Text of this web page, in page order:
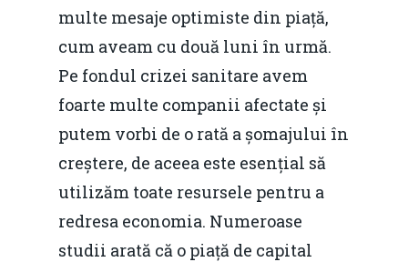
multe mesaje optimiste din piață,
cum aveam cu două luni în urmă.
Pe fondul crizei sanitare avem
foarte multe companii afectate și
putem vorbi de o rată a șomajului în
creștere, de aceea este esențial să
utilizăm toate resursele pentru a
redresa economia. Numeroase
studii arată că o piață de capital